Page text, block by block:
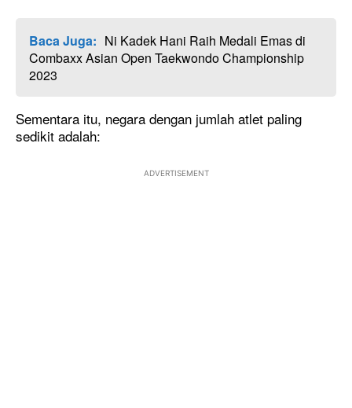
Baca Juga: Ni Kadek Hani Raih Medali Emas di
Combaxx Asian Open Taekwondo Championship
2023
Sementara itu, negara dengan jumlah atlet paling
sedikit adalah:
ADVERTISEMENT